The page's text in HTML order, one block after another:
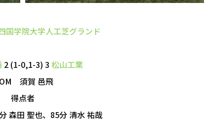
国学院大学人工芝グランド
2 (1-0,1-3) 3 松山工業
須賀 邑飛
得点者
森田 聖也、85分 清水 祐哉